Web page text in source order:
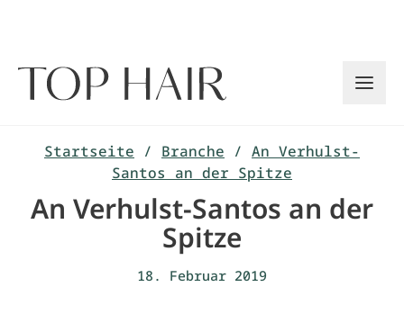
Startseite / Branche / An Verhulst-
Santos an der Spitze
An Verhulst-Santos an der
Spitze
18. Februar 2019